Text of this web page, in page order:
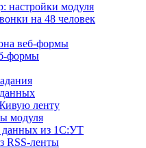
настройки модуля
на 48 человек
веб-формы
формы
ленту
модуля
данных из 1С:УТ
RSS-ленты